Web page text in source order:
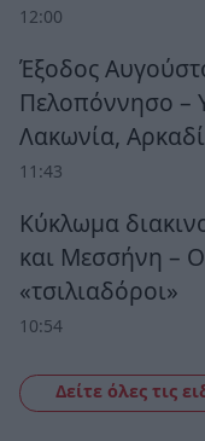
12:00
Έξοδος
Πελοπόννησο –
Λακωνία,
11:43
Κύκλωμα
και Μεσσήνη –
«τσιλιαδόροι»
10:54
Δείτε όλες τις